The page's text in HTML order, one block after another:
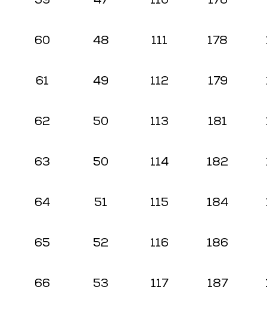
60 48 111 178
61 49 112 179
62 50 113 181
63 50 114 182
64 51 115 184
65 52 116 186
66 53 117 187